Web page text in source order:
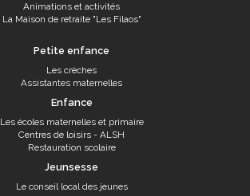
Animations et activités
La Maison de retraite "Les Filaos"
Petite enfance
Les crèches
Assistantes maternelles
Enfance
Les écoles maternelles et primaire
Centres de loisirs - ALSH
Restauration scolaire
Jeunsesse
Le conseil local des jeunes